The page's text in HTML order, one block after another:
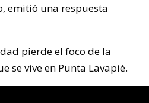
emitió una respuesta
pierde el foco de la
se vive en Punta Lavapié.